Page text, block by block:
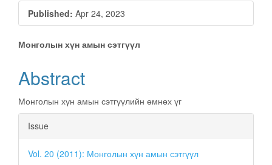
Published: Apr 24, 2023
Main
Article
Content
Монголын хүн амын сэтгүүл
Abstract
Монголын хүн амын сэтгүүлийн өмнөх үг
Article
Details
Issue
Vol. 20 (2011): Монголын хүн амын сэтгүүл